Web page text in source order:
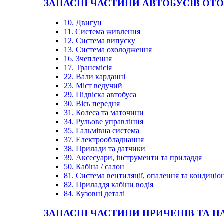
ЗАПАСНІ ЧАСТИНИ АВТОБУСІВ
10. Двигун
11. Система живлення
12. Система випуску
13. Система охолодження
16. Зчеплення
17. Трансмісія
22. Вали карданні
23. Міст ведучий
29. Підвіска автобуса
30. Вісь передня
31. Колеса та маточини
34. Рульове управління
35. Гальмівна система
37. Електрообладнання
38. Прилади та датчики
39. Аксесуари, інструменти та приладдя
50. Кабіна / салон
81. Система вентиляції, опалення та
82. Приладдя кабіни водія
84. Кузовні деталі
ЗАПАСНІ ЧАСТИНИ ПРИЧЕПІВ ТА